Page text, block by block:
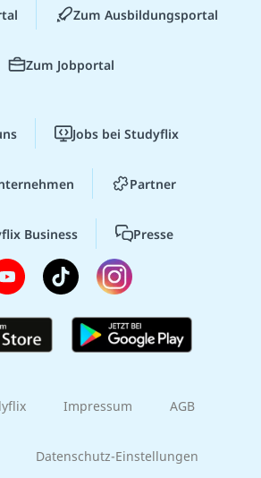
Zum Ausbildungsportal
Zum Jobportal
Jobs bei Studyflix
Partner
Business Presse
Impressum AGB
Datenschutz-Einstellungen